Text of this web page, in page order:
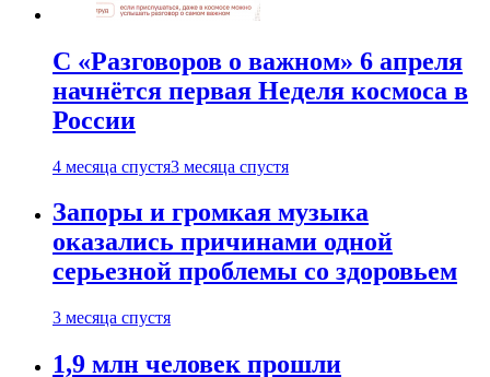
С «Разговоров о важном» 6 апреля
начнётся первая Неделя космоса в
России
4 месяца спустя3 месяца спустя
Запоры и громкая музыка
оказались причинами одной
серьезной проблемы со здоровьем
3 месяца спустя
1,9 млн человек прошли